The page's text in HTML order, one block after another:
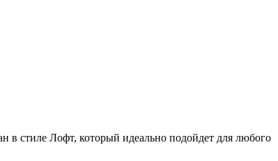
стиле Лофт, который идеально подойдет для любого